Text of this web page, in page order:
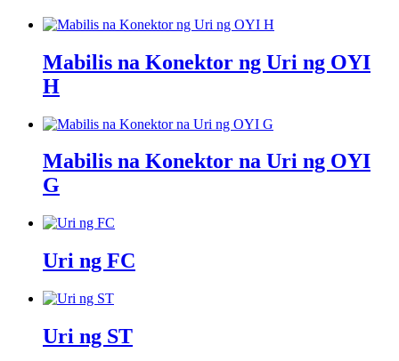
Mabilis na Konektor ng Uri ng OYI
H
Mabilis na Konektor na Uri ng OYI
G
Uri ng FC
Uri ng ST